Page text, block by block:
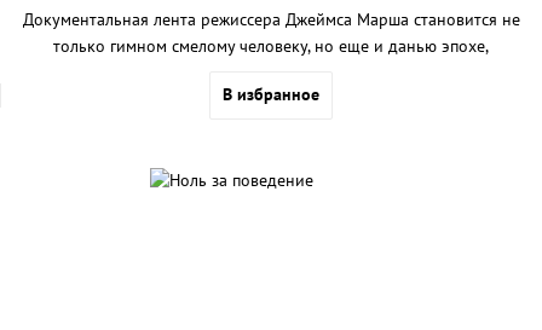
Документальная лента режиссера Джеймса Марша становится не
только гимном смелому человеку, но еще и данью эпохе,
В избранное